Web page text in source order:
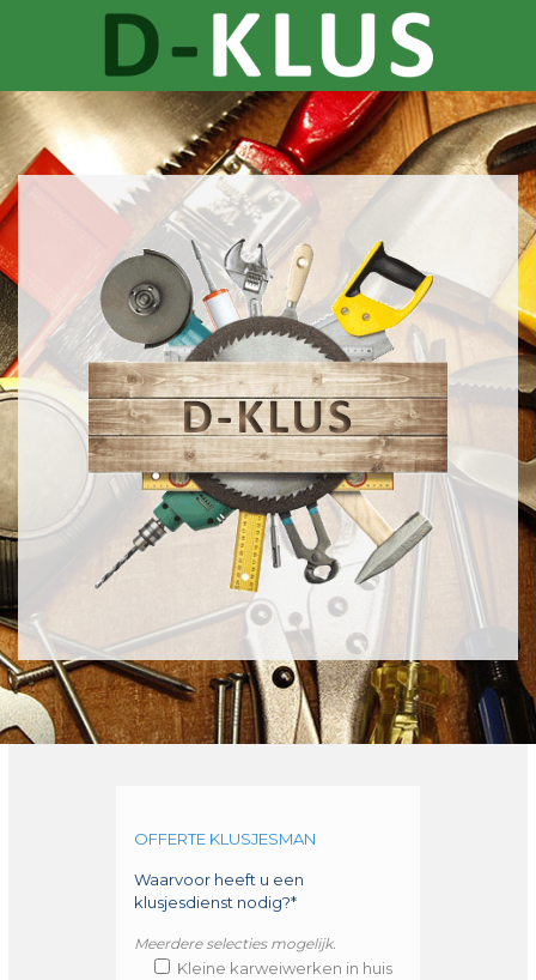
OFFERTE KLUSJESMAN
Waarvoor heeft u een
klusjesdienst nodig?*
Meerdere selecties mogelijk.
Kleine karweiwerken in huis